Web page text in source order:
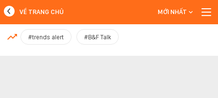
MỚI NHẤT
VỀ TRANG CHỦ MỚI NHẤT
#trends alert #B&F Talk